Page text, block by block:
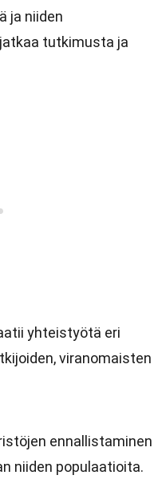
ja niiden
tutkimusta ja
yhteistyötä eri
viranomaisten
ennallistaminen
niiden populaatioita.